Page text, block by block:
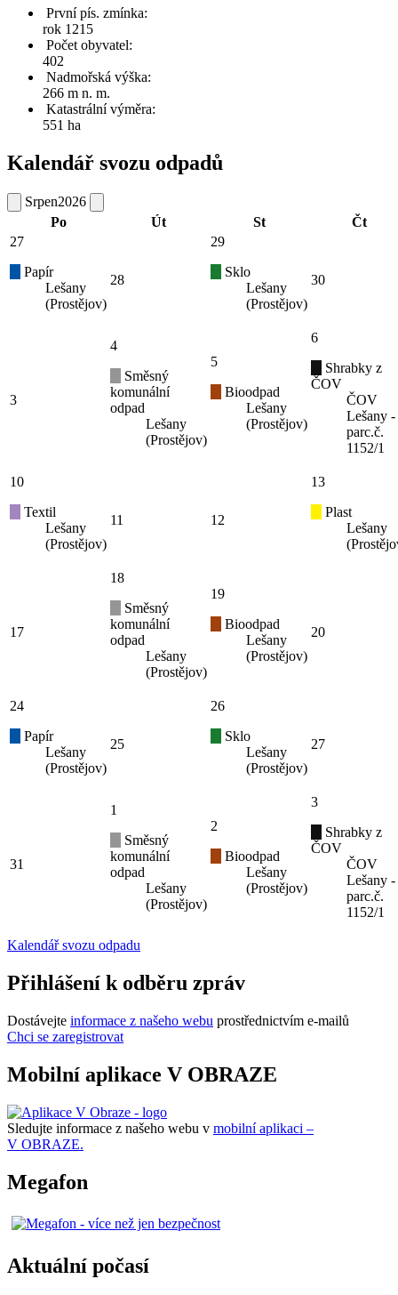
První pís. zmínka:
rok 1215
Počet obyvatel:
402
Nadmořská výška:
266 m n. m.
Katastrální výměra:
551 ha
Kalendář svozu odpadů
Srpen2026
Po
Út St
Čt
27
Papír
Lešany
(Prostějov)
28
29
Sklo
Lešany
(Prostějov)
30
3
4
Směsný
komunální
odpad
Lešany
(Prostějov)
5
Bioodpad
Lešany
(Prostějov)
6
Shrabky z
ČOV
ČOV
Lešany -
parc.č.
1152/1
10
Textil
Lešany
(Prostějov)
11 12
13
Plast
Lešany
17
18
Směsný
komunální
odpad
Lešany
(Prostějov)
19
Bioodpad
Lešany
(Prostějov)
20
24
Papír
Lešany
(Prostějov)
25
26
Sklo
Lešany
(Prostějov)
27
31
1
Směsný
komunální
odpad
Lešany
(Prostějov)
2
Bioodpad
Lešany
(Prostějov)
3
Shrabky z
ČOV
ČOV
Lešany -
parc.č.
1152/1
Kalendář svozu odpadu
Přihlášení k odběru zpráv
Dostávejte informace z našeho webu prostřednictvím e-mailů
Chci se zaregistrovat
Mobilní aplikace V OBRAZE
Sledujte informace z našeho webu v mobilní aplikaci –
V OBRAZE.
Megafon
Aktuální počasí